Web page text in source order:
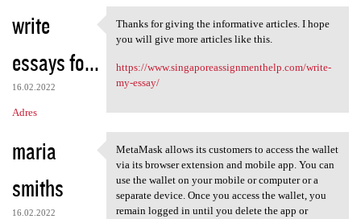
e
write
essays fo...
16.02.2022
Adres
Thanks for giving the
Thanks for giving the informative articles. I hope
you will give more articles like this.
https://www.singaporeassignmenthelp.com/write-
my-essay/
maria
smiths
16.02.2022
MetaMask allows its customers
MetaMask allows its customers to access the wallet
via its browser extension and mobile app. You can
use the wallet on your mobile or computer or a
separate device. Once you access the wallet, you
remain logged in until you delete the app or